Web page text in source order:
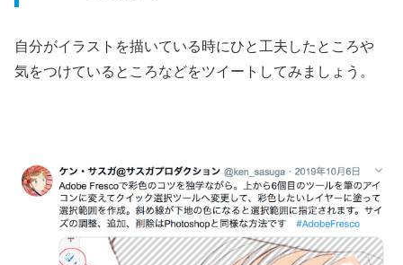
自分がイラストを描いている時にひと工夫したところや
気をつけているところなどをツイートしてみましょう。